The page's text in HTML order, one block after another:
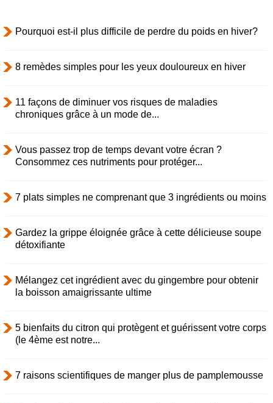
Pourquoi est-il plus difficile de perdre du poids en hiver?
8 remèdes simples pour les yeux douloureux en hiver
11 façons de diminuer vos risques de maladies
chroniques grâce à un mode de...
Vous passez trop de temps devant votre écran ?
Consommez ces nutriments pour protéger...
7 plats simples ne comprenant que 3 ingrédients ou moins
Gardez la grippe éloignée grâce à cette délicieuse soupe
détoxifiante
Mélangez cet ingrédient avec du gingembre pour obtenir
la boisson amaigrissante ultime
5 bienfaits du citron qui protègent et guérissent votre corps
(le 4ème est notre...
7 raisons scientifiques de manger plus de pamplemousse